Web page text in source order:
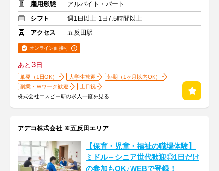
雇用形態
アルバイト・パート
シフト
週1日以上 1日7.5時間以上
アクセス
五反田駅
オンライン面接可
あと3日
単発（1日OK） 大学生歓迎
短期（1ヶ月以内OK）
副業・Ｗワーク歓迎
土日祝
株式会社エスピー研の求人一覧を見る
アデコ株式会社 ※五反田エリア
【保育・児童・福祉の職場体験】
ミドル～シニア世代歓迎◎1日だけ
の参加もOK♪WEBで登録！